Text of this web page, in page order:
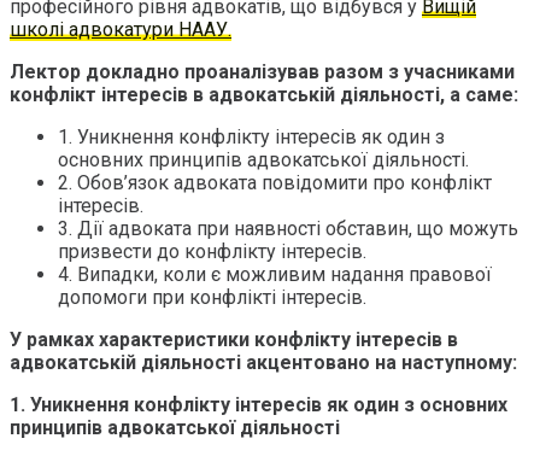
професійного рівня адвокатів, що відбувся у Вищій
школі адвокатури НААУ.
Лектор докладно проаналізував разом з учасниками
конфлікт інтересів в адвокатській діяльності, а саме:
1. Уникнення конфлікту інтересів як один з
основних принципів адвокатської діяльності.
2. Обов’язок адвоката повідомити про конфлікт
інтересів.
3. Дії адвоката при наявності обставин, що можуть
призвести до конфлікту інтересів.
4. Випадки, коли є можливим надання правової
допомоги при конфлікті інтересів.
У рамках характеристики конфлікту інтересів в
адвокатській діяльності акцентовано на наступному:
1. Уникнення конфлікту інтересів як один з основних
принципів адвокатської діяльності